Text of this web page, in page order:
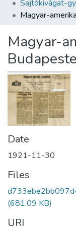
All of DSpace
About us
Sajtókivágat-
Magyar-
Date
1921-11-30
Files
(681.09 KB)
URI